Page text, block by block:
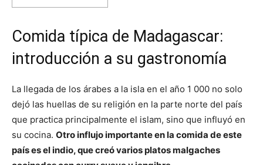
Comida típica de Madagascar:
introducción a su gastronomía
La llegada de los árabes a la isla en el año 1 000 no solo
dejó las huellas de su religión en la parte norte del país
que practica principalmente el islam, sino que influyó en
su cocina. Otro influjo importante en la comida de este
país es el indio, que creó varios platos malgaches